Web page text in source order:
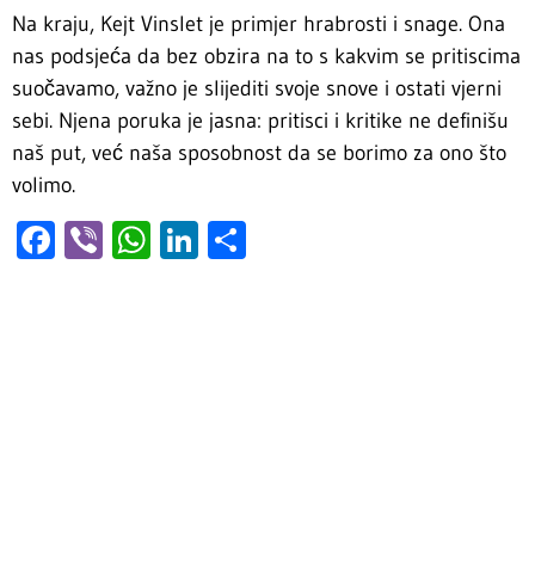
Na kraju, Kejt Vinslet je primjer hrabrosti i snage. Ona
nas podsjeća da bez obzira na to s kakvim se pritiscima
suočavamo, važno je slijediti svoje snove i ostati vjerni
sebi. Njena poruka je jasna: pritisci i kritike ne definišu
naš put, već naša sposobnost da se borimo za ono što
volimo.
Facebook
ViberWhatsApp
LinkedIn